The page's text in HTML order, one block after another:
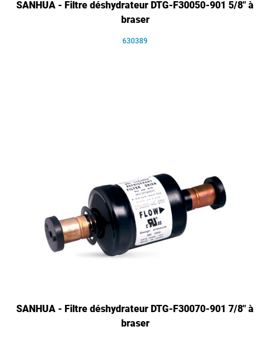
SANHUA - Filtre déshydrateur DTG-F30050-901 5/8" à
braser
630389
SANHUA - Filtre déshydrateur DTG-F30070-901 7/8" à
braser